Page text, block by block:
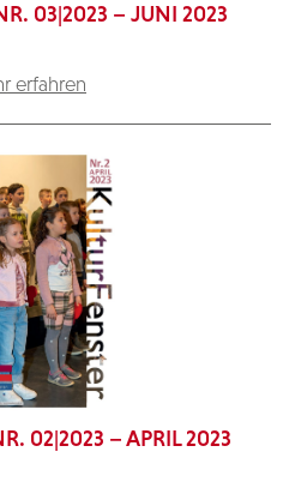
03|2023 – JUNI 2023
erfahren
02|2023 – APRIL 2023